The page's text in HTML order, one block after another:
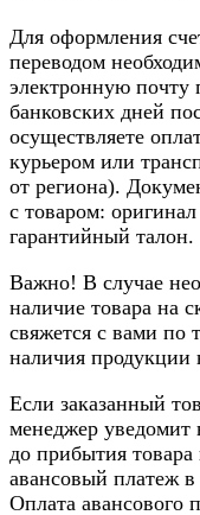
Для оформления
переводом
электронную почту
банковских дней
осуществляете
курьером или
от региона).
с товаром:
гарантийный талон.
Важно! В случае
наличие товара на
свяжется с вами по
наличия продукции
Если заказанный
менеджер уведомит
до прибытия товара
авансовый платеж в
Оплата авансового